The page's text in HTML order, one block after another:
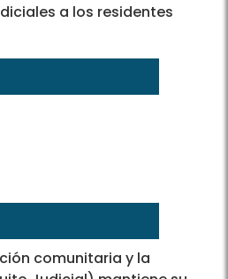
a los residentes
comunitaria y la